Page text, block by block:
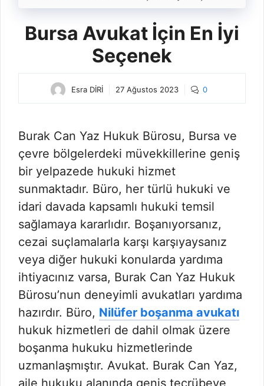
Bursa Avukat İçin En İyi
Seçenek
Esra DİRİ 27 Ağustos 2023 0
Burak Can Yaz Hukuk Bürosu, Bursa ve
çevre bölgelerdeki müvekkillerine geniş
bir yelpazede hukuki hizmet
sunmaktadır. Büro, her türlü hukuki ve
idari davada kapsamlı hukuki temsil
sağlamaya kararlıdır. Boşanıyorsanız,
cezai suçlamalarla karşı karşıyaysanız
veya diğer hukuki konularda yardıma
ihtiyacınız varsa, Burak Can Yaz Hukuk
Bürosu’nun deneyimli avukatları yardıma
hazırdır. Büro, Nilüfer boşanma avukatı
hukuk hizmetleri de dahil olmak üzere
boşanma hukuku hizmetlerinde
uzmanlaşmıştır. Avukat. Burak Can Yaz,
aile hukuku alanında geniş tecrübeye